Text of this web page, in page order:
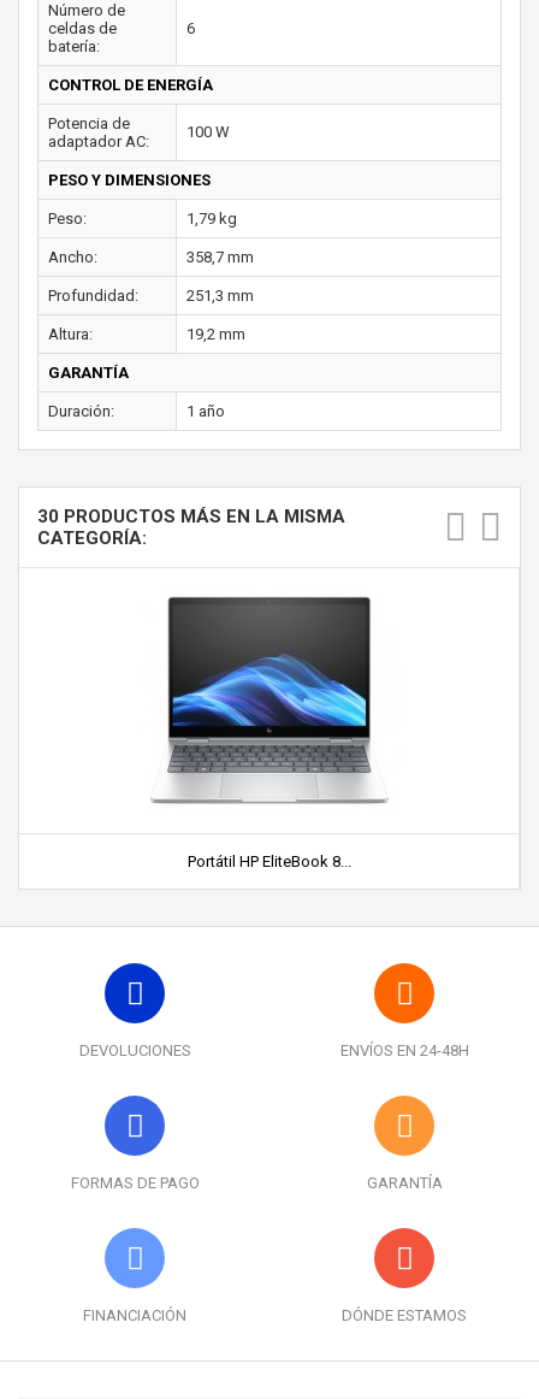
Número de
celdas de
batería:
6
CONTROL DE ENERGÍA
Potencia de
adaptador AC:
100 W
PESO Y DIMENSIONES
Peso: 1,79 kg
Ancho: 358,7 mm
Profundidad: 251,3 mm
Altura: 19,2 mm
GARANTÍA
Duración: 1 año
30 PRODUCTOS MÁS EN LA MISMA
CATEGORÍA:
Portátil HP EliteBook 8...
DEVOLUCIONES ENVÍOS EN 24-48H
FORMAS DE PAGO GARANTÍA
FINANCIACIÓN DÓNDE ESTAMOS